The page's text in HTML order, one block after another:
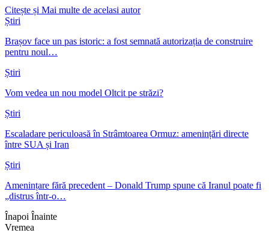
Citește și Mai multe de acelasi autor
Știri
Brașov face un pas istoric: a fost semnată autorizația de construire
pentru noul…
Știri
Vom vedea un nou model Oltcit pe străzi?
Știri
Escaladare periculoasă în Strâmtoarea Ormuz: amenințări directe
între SUA și Iran
Știri
Amenințare fără precedent – Donald Trump spune că Iranul poate fi
„distrus într-o…
Înapoi Înainte
Vremea